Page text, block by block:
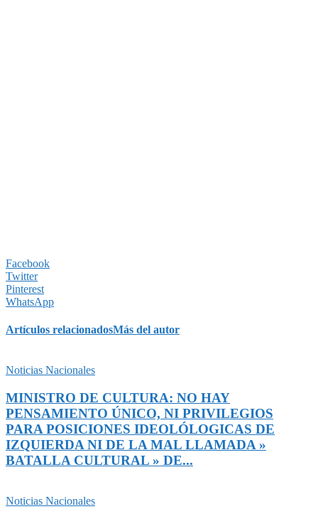
Facebook
Twitter
Pinterest
WhatsApp
Artículos relacionadosMás del autor
Noticias Nacionales
MINISTRO DE CULTURA: NO HAY
PENSAMIENTO ÚNICO, NI PRIVILEGIOS
PARA POSICIONES IDEOLÓLOGICAS DE
IZQUIERDA NI DE LA MAL LLAMADA »
BATALLA CULTURAL » DE...
Noticias Nacionales